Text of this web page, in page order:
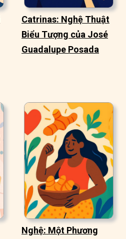
Catrinas: Nghệ Thuật
Biểu Tượng của José
Guadalupe Posada
Nghệ: Một Phương